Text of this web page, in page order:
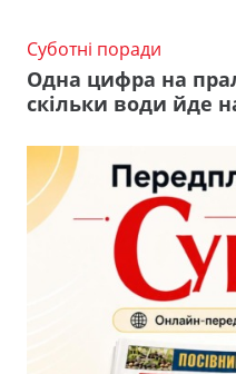
Суботні поради
Одна цифра на
скільки води йде